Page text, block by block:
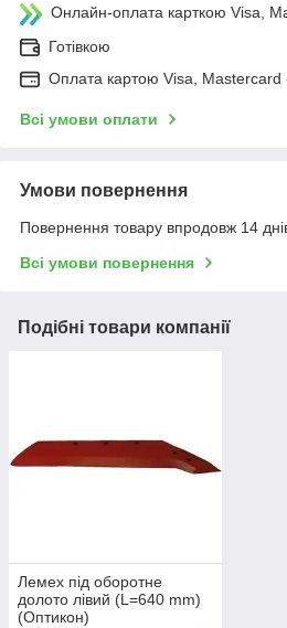
Онлайн-оплата карткою Visa,
Готівкою
Оплата картою Visa, Mastercard
Всі умови оплати
Умови повернення
Повернення товару впродовж 14
Всі умови повернення
Подібні товари компанії
Лемех під оборотне
долото лівий (L=640 mm)
(Оптикон)